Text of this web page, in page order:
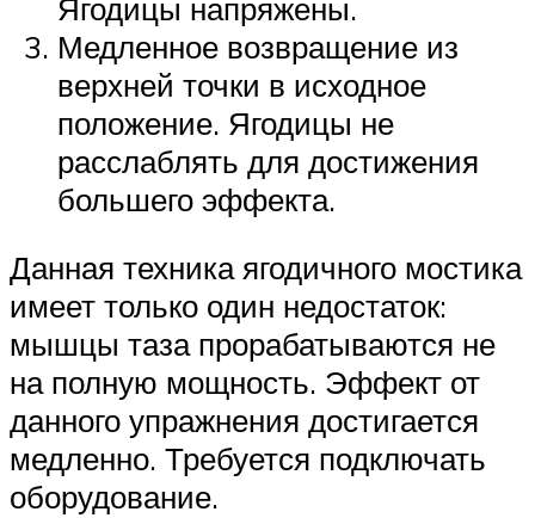
Ягодицы напряжены.
Медленное возвращение из
верхней точки в исходное
положение. Ягодицы не
расслаблять для достижения
большего эффекта.
Данная техника ягодичного мостика
имеет только один недостаток:
мышцы таза прорабатываются не
на полную мощность. Эффект от
данного упражнения достигается
медленно. Требуется подключать
оборудование.